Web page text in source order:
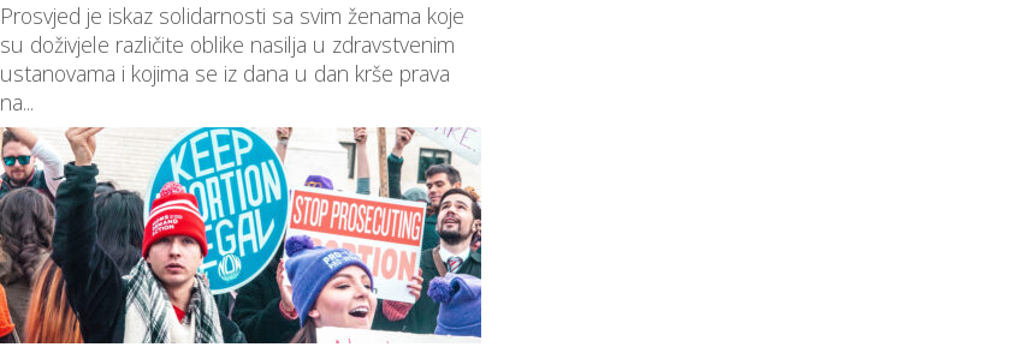
Prosvjed je iskaz solidarnosti sa svim ženama koje
su doživjele različite oblike nasilja u zdravstvenim
ustanovama i kojima se iz dana u dan krše prava
na...